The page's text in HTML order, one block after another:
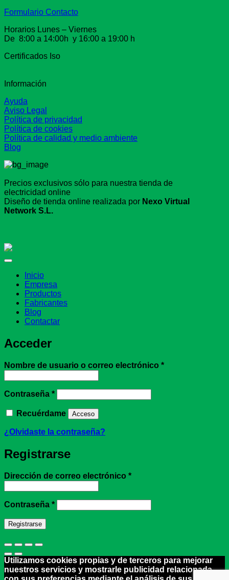
Formulario Contacto
Horarios Lunes – Viernes
De 8:00 a 14:00h y 16:00 a 19:00 h
Certificados Iso
Información
Ayuda
Aviso Legal
Política de privacidad
Política de cookies
Política de calidad y medio ambiente
Blog
Precios exclusivos sólo para nuestra tienda de
electricidad online
Diseño de tienda online realizada por Nexo Virtual
Network S.L.
Inicio
Empresa
Productos
Fabricantes
Blog
Contactar
Acceder
Nombre de usuario o correo electrónico *Obligatorio
Contraseña *Obligatorio
Recuérdame Acceso
¿Olvidaste la contraseña?
Registrarse
Dirección de correo electrónico *Obligatorio
Contraseña *Obligatorio
Registrarse
Utilizamos cookies propias y de terceros para mejorar
nuestros servicios y mostrarle publicidad relacionada